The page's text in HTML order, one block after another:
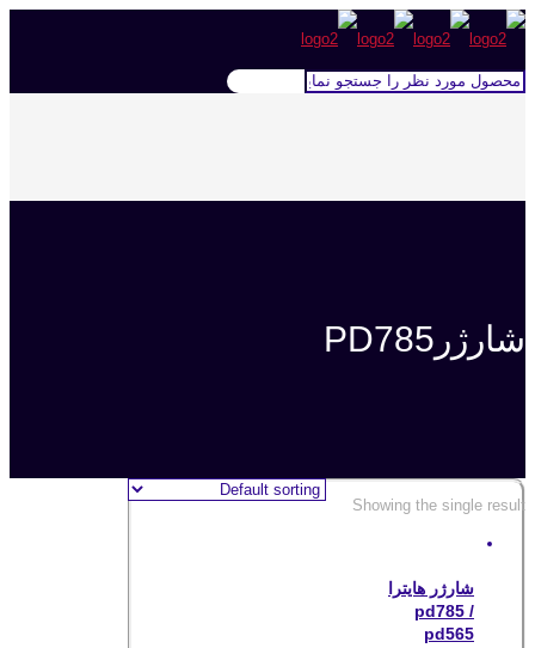
شارژرPD785
Showing the single result
شارژر هایترا
pd785 /
pd565